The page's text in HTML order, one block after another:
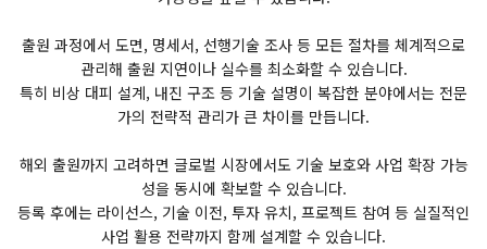
출원 과정에서 도면, 명세서, 선행기술 조사 등 모든 절차를 체계적으로
관리해 출원 지연이나 실수를 최소화할 수 있습니다.
특히 비상 대피 설계, 내진 구조 등 기술 설명이 복잡한 분야에서는 전문
가의 전략적 관리가 큰 차이를 만듭니다.
해외 출원까지 고려하면 글로벌 시장에서도 기술 보호와 사업 확장 가능
성을 동시에 확보할 수 있습니다.
등록 후에는 라이선스, 기술 이전, 투자 유치, 프로젝트 참여 등 실질적인
사업 활용 전략까지 함께 설계할 수 있습니다.